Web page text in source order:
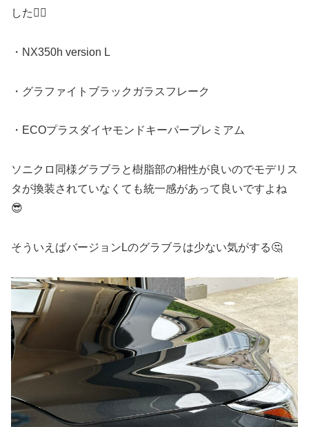
した🙇‍♂️
・NX350h version L
・グラファイトブラックガラスフレーク
・ECOプラスダイヤモンドキーパープレミアム
ソニクロ同様グラブラと樹脂部の相性が良いのでモデリス
タが換装されていなくても統一感があって良いですよね
😎
そういえばバージョンLのグラブラは少ない気がする🤔